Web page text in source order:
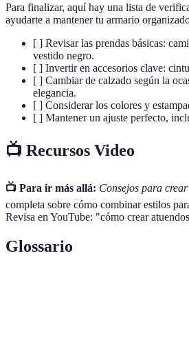
Para finalizar, aquí hay una lista de
ayudarte a mantener tu armario
[ ] Revisar las prendas básicas:
vestido negro.
[ ] Invertir en accesorios clave:
[ ] Cambiar de calzado según la
elegancia.
[ ] Considerar los colores y
[ ] Mantener un ajuste perfecto,
📺 Recursos Video
📺 Para ir más allá: Consejos para
completa sobre cómo combinar estilos
Revisa en YouTube: "cómo crear
Glossario